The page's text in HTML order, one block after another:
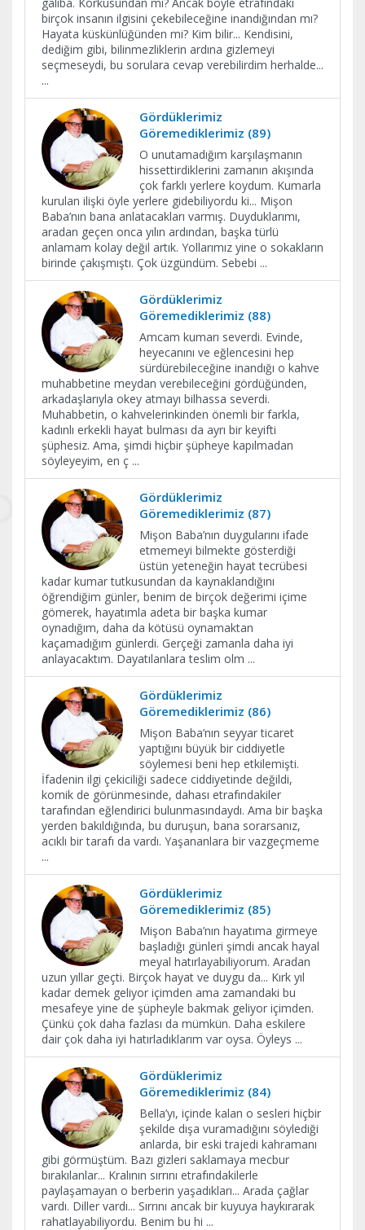
birçok insanın ilgisini çekebileceğine inandığından mı?
Hayata küskünlüğünden mi? Kim bilir... Kendisini,
dediğim gibi, bilinmezliklerin ardına gizlemeyi
seçmeseydi, bu sorulara cevap verebilirdim herhalde...
...
Gördüklerimiz
Göremediklerimiz (89)
O unutamadığım karşılaşmanın
hissettirdiklerini zamanın akışında
çok farklı yerlere koydum. Kumarla
kurulan ilişki öyle yerlere gidebiliyordu ki... Mişon
Baba’nın bana anlatacakları varmış. Duyduklarımı,
aradan geçen onca yılın ardından, başka türlü
anlamam kolay değil artık. Yollarımız yine o sokakların
birinde çakışmıştı. Çok üzgündüm. Sebebi ...
Gördüklerimiz
Göremediklerimiz (88)
Amcam kumarı severdi. Evinde,
heyecanını ve eğlencesini hep
sürdürebileceğine inandığı o kahve
muhabbetine meydan verebileceğini gördüğünden,
arkadaşlarıyla okey atmayı bilhassa severdi.
Muhabbetin, o kahvelerinkinden önemli bir farkla,
kadınlı erkekli hayat bulması da ayrı bir keyifti
şüphesiz. Ama, şimdi hiçbir şüpheye kapılmadan
söyleyeyim, en ç ...
Gördüklerimiz
Göremediklerimiz (87)
Mişon Baba’nın duygularını ifade
etmemeyi bilmekte gösterdiği
üstün yeteneğin hayat tecrübesi
kadar kumar tutkusundan da kaynaklandığını
öğrendiğim günler, benim de birçok değerimi içime
gömerek, hayatımla adeta bir başka kumar
oynadığım, daha da kötüsü oynamaktan
kaçamadığım günlerdi. Gerçeği zamanla daha iyi
anlayacaktım. Dayatılanlara teslim olm ...
Gördüklerimiz
Göremediklerimiz (86)
Mişon Baba’nın seyyar ticaret
yaptığını büyük bir ciddiyetle
söylemesi beni hep etkilemişti.
İfadenin ilgi çekiciliği sadece ciddiyetinde değildi,
komik de görünmesinde, dahası etrafındakiler
tarafından eğlendirici bulunmasındaydı. Ama bir başka
yerden bakıldığında, bu duruşun, bana sorarsanız,
acıklı bir tarafı da vardı. Yaşananlara bir vazgeçmeme
...
Gördüklerimiz
Göremediklerimiz (85)
Mişon Baba’nın hayatıma girmeye
başladığı günleri şimdi ancak hayal
meyal hatırlayabiliyorum. Aradan
uzun yıllar geçti. Birçok hayat ve duygu da... Kırk yıl
kadar demek geliyor içimden ama zamandaki bu
mesafeye yine de şüpheyle bakmak geliyor içimden.
Çünkü çok daha fazlası da mümkün. Daha eskilere
dair çok daha iyi hatırladıklarım var oysa. Öyleys ...
Gördüklerimiz
Göremediklerimiz (84)
Bella’yı, içinde kalan o sesleri hiçbir
şekilde dışa vuramadığını söylediği
anlarda, bir eski trajedi kahramanı
gibi görmüştüm. Bazı gizleri saklamaya mecbur
bırakılanlar... Kralının sırrını etrafındakilerle
paylaşamayan o berberin yaşadıkları... Arada çağlar
vardı. Diller vardı... Sırrını ancak bir kuyuya haykırarak
rahatlayabiliyordu. Benim bu hi ...